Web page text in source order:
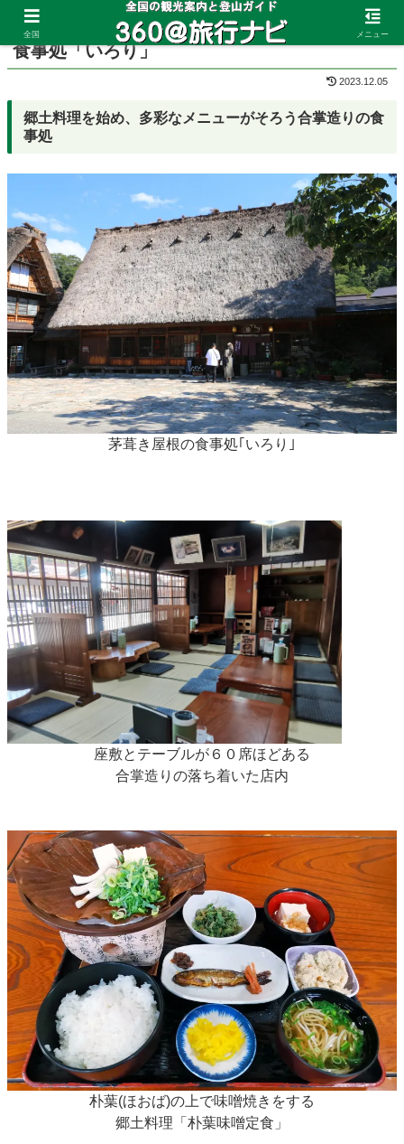
ホーム 岐阜県 白川郷
食事処「いろり」
2023.12.05
郷土料理を始め、多彩なメニューがそろう合掌造りの食
事処
茅葺き屋根の食事処｢いろり｣
座敷とテーブルが６０席ほどある
合掌造りの落ち着いた店内
朴葉(ほおば)の上で味噌焼きをする
郷土料理「朴葉味噌定食」
全国 メニュー